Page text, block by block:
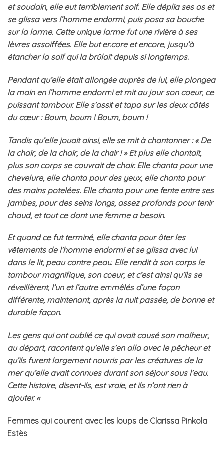
et soudain, elle eut terriblement soif. Elle déplia ses os et
se glissa vers l’homme endormi, puis posa sa bouche
sur la larme. Cette unique larme fut une rivière à ses
lèvres assoiffées. Elle but encore et encore, jusqu’à
étancher la soif qui la brûlait depuis si longtemps.
Pendant qu’elle était allongée auprès de lui, elle plongea
la main en l’homme endormi et mit au jour son coeur, ce
puissant tambour. Elle s’assit et tapa sur les deux côtés
du cœur : Boum, boum ! Boum, boum !
Tandis qu’elle jouait ainsi, elle se mit à chantonner : « De
la chair, de la chair, de la chair ! » Et plus elle chantait,
plus son corps se couvrait de chair. Elle chanta pour une
chevelure, elle chanta pour des yeux, elle chanta pour
des mains potelées. Elle chanta pour une fente entre ses
jambes, pour des seins longs, assez profonds pour tenir
chaud, et tout ce dont une femme a besoin.
Et quand ce fut terminé, elle chanta pour ôter les
vêtements de l’homme endormi et se glissa avec lui
dans le lit, peau contre peau. Elle rendit à son corps le
tambour magnifique, son coeur, et c’est ainsi qu’ils se
réveillèrent, l’un et l’autre emmêlés d’une façon
différente, maintenant, après la nuit passée, de bonne et
durable façon.
Les gens qui ont oublié ce qui avait causé son malheur,
au départ, racontent qu’elle s’en alla avec le pêcheur et
qu’ils furent largement nourris par les créatures de la
mer qu’elle avait connues durant son séjour sous l’eau.
Cette histoire, disent-ils, est vraie, et ils n’ont rien à
ajouter. «
Femmes qui courent avec les loups de Clarissa Pinkola
Estès